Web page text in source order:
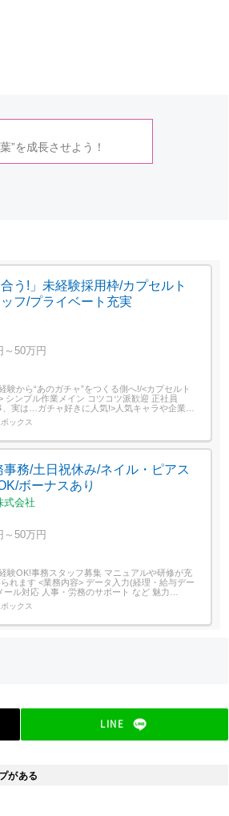
”を成長させよう！
合う!」未経験採用枠/カプセルト
フ/プライベート充実
～50万円
験から“あのガチャ”をつくる側へ!/<カプセルト
シンプル作業メイン コツコツ派歓迎 正社員
は…ガチャ好きに人気!>人気キャラや企業コ
イに関われる製造現場なのに毎日いろんな商品
モク作業・チームワーク、どちらもバランスよ
ックス
事務/土日祝休み/ネイル・ピアス
ボーナスあり
式会社
～50万円
験OK!事務スタッフ募集 マニュアルや研修が充
れます <業務内容> データ入力(経理・給与デー
ール対応 人事・労務のサポート など 魅力
続けられる環境 無期限雇用&土日祝休み&残業
与も充実 2. 事務スキルを一生モノに 幅広い経
ックス
LINE
がある